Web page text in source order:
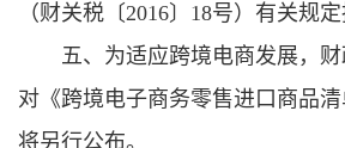
（财关税〔2016〕18号）有关规定
五、为适应跨境电商发展，财
对《跨境电子商务零售进口商品清
将另行公布。